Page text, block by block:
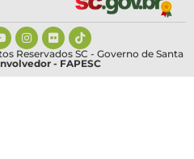
Reservados SC - Governo de Santa
- FAPESC